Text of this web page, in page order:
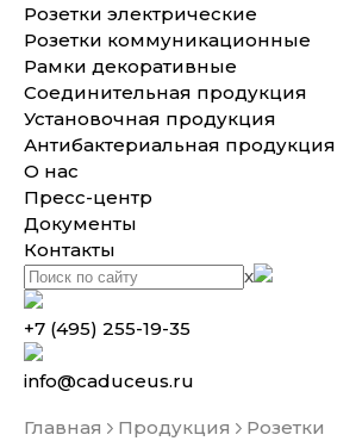
Розетки электрические
Розетки коммуникационные
Рамки декоративные
Соединительная продукция
Установочная продукция
Антибактериальная продукция
О нас
Пресс-центр
Документы
Контакты
x
+7 (495) 255-19-35
info@caduceus.ru
Главная Продукция
Розетки